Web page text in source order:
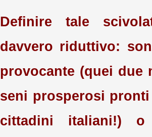
Definire tale
davvero riduttivo:
provocante (quei
seni prosperosi
cittadini italiani!) o